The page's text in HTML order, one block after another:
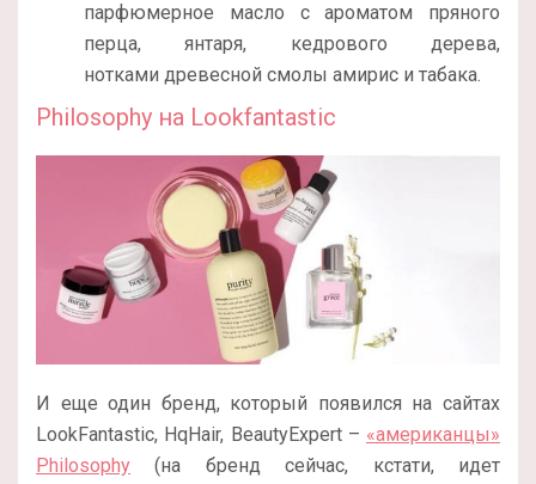
парфюмерное масло с ароматом пряного
перца, янтаря, кедрового дерева,
нотками древесной смолы амирис и табака.
Philosophy на Lookfantastic
И еще один бренд, который появился на сайтах
LookFantastic, HqHair, BeautyExpert – «американцы»
Philosophy (на бренд сейчас, кстати, идет